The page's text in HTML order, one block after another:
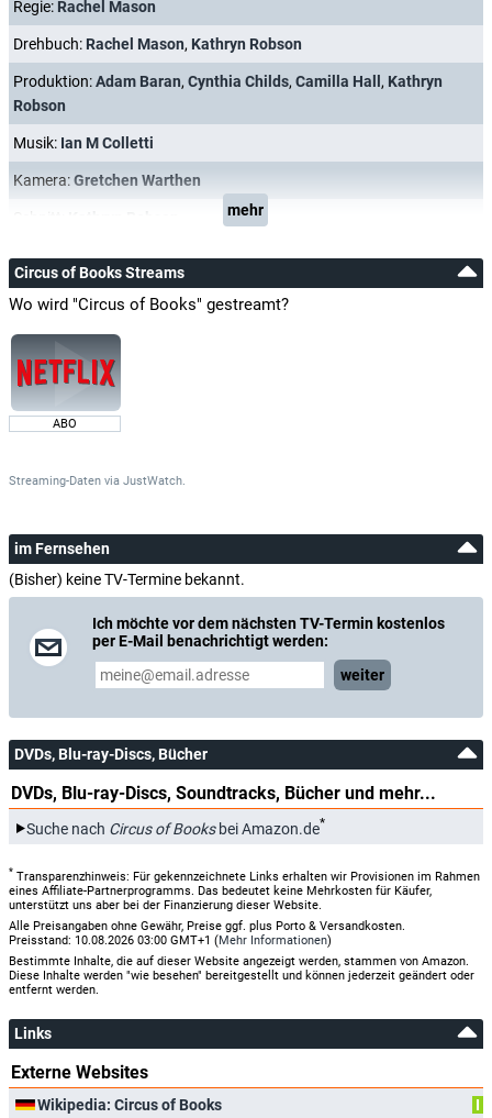
Regie: Rachel Mason
Drehbuch: Rachel Mason, Kathryn Robson
Produktion:Adam Baran, Cynthia Childs, Camilla Hall , Kathryn
Robson
Musik: Ian M Colletti
Kamera:Gretchen Warthen
mehr
Circus of Books Streams
Wo wird "Circus of Books" gestreamt?
ABO
Streaming-Daten via JustWatch.
im Fernsehen
(Bisher) keine TV-Termine bekannt.
Ich möchte vor dem nächsten TV-Termin kostenlos
per E-Mail benachrichtigt werden:
weiter
DVDs, Blu-ray-Discs, Bücher
DVDs, Blu-ray-Discs, Soundtracks, Bücher und mehr...
Suche nach Circus of Booksbei Amazon.de*
* Transparenzhinweis: Für gekennzeichnete Links erhalten wir Provisionen im Rahmen
eines Affiliate-Partnerprogramms. Das bedeutet keine Mehrkosten für Käufer,
unterstützt uns aber bei der Finanzierung dieser Website.
Alle Preisangaben ohne Gewähr, Preise ggf. plus Porto & Versandkosten.
Preisstand: 10.08.2026 03:00 GMT+1 (Mehr Informationen)
Bestimmte Inhalte, die auf dieser Website angezeigt werden, stammen von Amazon.
Diese Inhalte werden "wie besehen" bereitgestellt und können jederzeit geändert oder
entfernt werden.
Links
Externe Websites
Wikipedia: Circus of Books
I